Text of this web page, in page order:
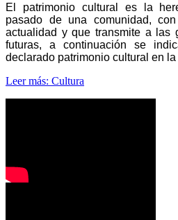
El patrimonio cultural es la
pasado de una comunidad,
actualidad y que transmite a las
futuras, a continuación se
declarado patrimonio cultural en
Leer más: Cultura